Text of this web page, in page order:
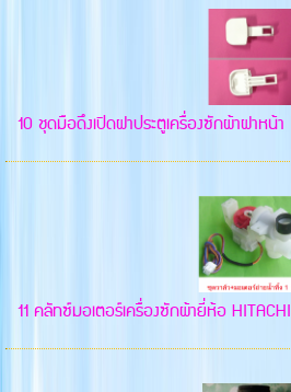
10 ชุดมือดึงเปิดฝาประตูเครื่องซักผ้าฝาหน้า
11 คลัทซ์มอเตอร์เครื่องซักผ้ายี่ห้อ HITACHI